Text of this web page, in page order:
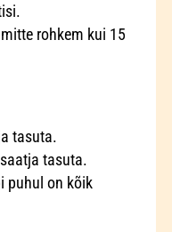
rohkem kui 15
tasuta.
tasuta.
puhul on kõik